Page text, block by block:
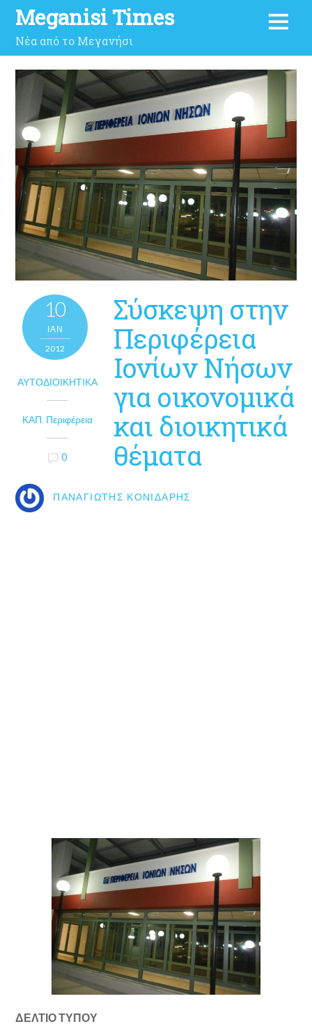
Meganisi Times
Νέα από το Μεγανήσι
10
ΙΑΝ
2012
ΑΥΤΟΔΙΟΙΚΗΤΙΚΆ
ΚΑΠ, Περιφέρεια
0
Σύσκεψη στην
Περιφέρεια
Ιονίων Νήσων
για οικονομικά
και διοικητικά
θέματα
ΠΑΝΑΓΙΏΤΗΣ ΚΟΝΙΔΆΡΗΣ
ΔΕΛΤΙΟ ΤΥΠΟΥ